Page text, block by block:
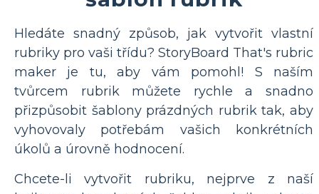
Hledáte snadný způsob, jak vytvořit vlastní
rubriky pro vaši třídu? StoryBoard That's rubric
maker je tu, aby vám pomohl! S naším
tvůrcem rubrik můžete rychle a snadno
přizpůsobit šablony prázdných rubrik tak, aby
vyhovovaly potřebám vašich konkrétních
úkolů a úrovně hodnocení.
Chcete-li vytvořit rubriku, nejprve z naší